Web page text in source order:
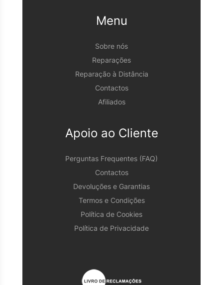
Menu
Sobre nós
Reparações
Reparação à Distância
Contactos
Afiliados
Apoio ao Cliente
Perguntas Frequentes (FAQ)
Contactos
Devoluções e Garantias
Termos e Condições
Política de Cookies
Política de Privacidade